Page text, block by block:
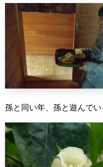
孫と同い年、孫と遊んで